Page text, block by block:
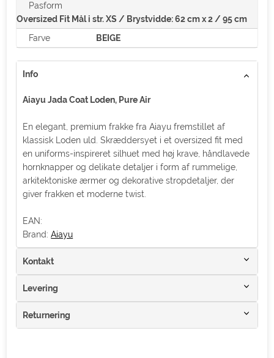
Pasform
Oversized Fit Mål i str. XS / Brystvidde: 62 cm x 2 / 95 cm
Farve
BEIGE
Info
Aiayu Jada Coat Loden, Pure Air
En elegant, premium frakke fra Aiayu fremstillet af
klassisk Loden uld. Skræddersyet i et oversized fit med
en uniforms-inspireret silhuet med høj krave, håndlavede
hornknapper og delikate detaljer i form af rummelige,
arkitektoniske ærmer og dekorative stropdetaljer, der
giver frakken et moderne twist.
EAN:
Brand:Aiayu
Kontakt
Levering
Returnering